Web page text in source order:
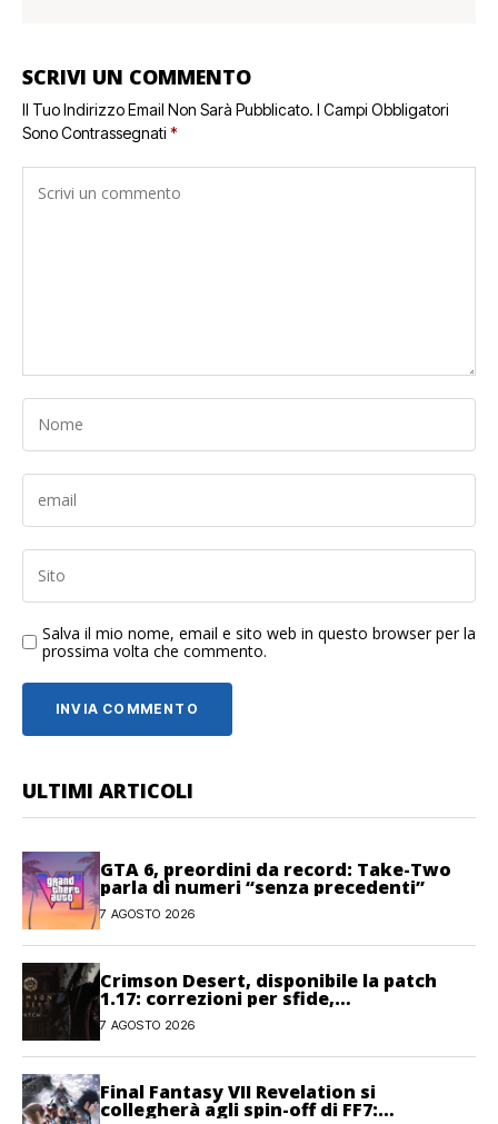
SCRIVI UN COMMENTO
Il Tuo Indirizzo Email Non Sarà Pubblicato. I Campi Obbligatori
Sono Contrassegnati *
Salva il mio nome, email e sito web in questo browser per la
prossima volta che commento.
ULTIMI ARTICOLI
GTA 6, preordini da record: Take-Two
parla di numeri “senza precedenti”
7 AGOSTO 2026
Crimson Desert, disponibile la patch
1.17: correzioni per sfide,
combattimento e interfaccia
7 AGOSTO 2026
Final Fantasy VII Revelation si
collegherà agli spin-off di FF7: